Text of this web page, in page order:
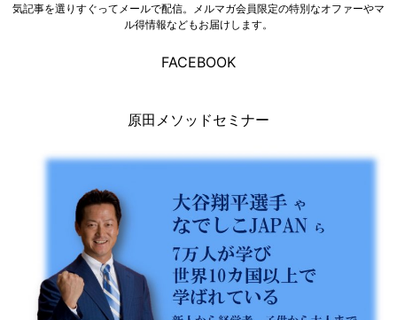
気記事を選りすぐってメールで配信。メルマガ会員限定の特別なオファーやマ
ル得情報などもお届けします。
FACEBOOK
原田メソッドセミナー